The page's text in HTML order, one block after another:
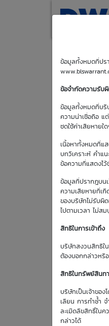
ข้อมูลทั้งหมดที่ปร
ข้อจำกัดความรับ
ข้อมูลทั้งหมดที่บริ
ความน่าเชื่อถือ แ
ชดใช้ค่าเสียหายใ
เนื้อหาทั้งหมดที่แ
บทวิเคราะห์ คำแ
ข้อความที่แสดงไ
ข้อมูลที่ปรากฎบน
ความเสียหายที่เ
ของบริษัทไม่รับผิ
ไปตามเวลา ไม่
สิทธิในการเข้าถึง
บริษัทสงวนสิทธิใ
ต้องบอกกล่าวหรื
สิทธิในทรัพย์สิน
บริษัทเป็นเจ้าขอ
เลียน การทำซ้ำ
ละเมิดลิขสิทธิ์ใน
กล่าวได้
DW01 ซี